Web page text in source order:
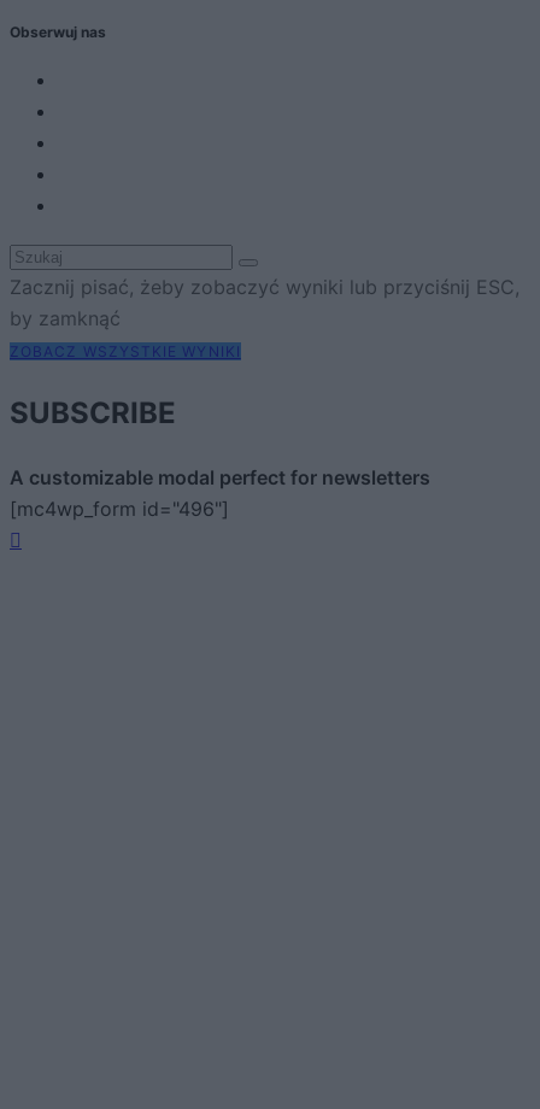
Obserwuj nas
Zacznij pisać, żeby zobaczyć wyniki lub przyciśnij ESC,
by zamknąć
ZOBACZ WSZYSTKIE WYNIKI
SUBSCRIBE
A customizable modal perfect for newsletters
[mc4wp_form id="496"]